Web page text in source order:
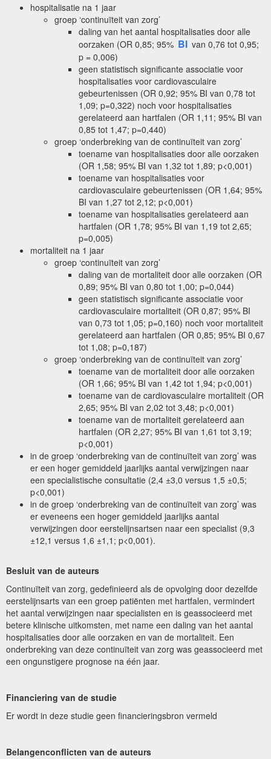
hospitalisatie na 1 jaar
groep ‘continuïteit van zorg’
daling van het aantal hospitalisaties door alle
oorzaken (OR 0,85; 95% BI van 0,76 tot 0,95;
p = 0,006)
geen statistisch significante associatie voor
hospitalisaties voor cardiovasculaire
gebeurtenissen (OR 0,92; 95% BI van 0,78 tot
1,09; p=0,322) noch voor hospitalisaties
gerelateerd aan hartfalen (OR 1,11; 95% BI van
0,85 tot 1,47; p=0,440)
groep ‘onderbreking van de continuïteit van zorg’
toename van hospitalisaties door alle oorzaken
(OR 1,58; 95% BI van 1,32 tot 1,89; p<0,001)
toename van hospitalisaties voor
cardiovasculaire gebeurtenissen (OR 1,64; 95%
BI van 1,27 tot 2,12; p<0,001)
toename van hospitalisaties gerelateerd aan
hartfalen (OR 1,78; 95% BI van 1,19 tot 2,65;
p=0,005)
mortaliteit na 1 jaar
groep ‘continuïteit van zorg’
daling van de mortaliteit door alle oorzaken (OR
0,89; 95% BI van 0,80 tot 1,00; p=0,044)
geen statistisch significante associatie voor
cardiovasculaire mortaliteit (OR 0,87; 95% BI
van 0,73 tot 1,05; p=0,160) noch voor mortaliteit
gerelateerd aan hartfalen (OR 0,85; 95% BI 0,67
tot 1,08; p=0,187)
groep ‘onderbreking van de continuïteit van zorg’
toename van de mortaliteit door alle oorzaken
(OR 1,66; 95% BI van 1,42 tot 1,94; p<0,001)
toename van de cardiovasculaire mortaliteit (OR
2,65; 95% BI van 2,02 tot 3,48; p<0,001)
toename van de mortaliteit gerelateerd aan
hartfalen (OR 2,27; 95% BI van 1,61 tot 3,19;
p<0,001)
in de groep ‘onderbreking van de continuïteit van zorg’ was
er een hoger gemiddeld jaarlijks aantal verwijzingen naar
een specialistische consultatie (2,4 ±3,0 versus 1,5 ±0,5;
p<0,001)
in de groep ‘onderbreking van de continuïteit van zorg’ was
er eveneens een hoger gemiddeld jaarlijks aantal
verwijzingen door eerstelijnsartsen naar een specialist (9,3
±12,1 versus 1,6 ±1,1; p<0,001).
Besluit van de auteurs
Continuïteit van zorg, gedefinieerd als de opvolging door dezelfde
eerstelijnsarts van een groep patiënten met hartfalen, vermindert
het aantal verwijzingen naar specialisten en is geassocieerd met
betere klinische uitkomsten, met name een daling van het aantal
hospitalisaties door alle oorzaken en van de mortaliteit. Een
onderbreking van deze continuïteit van zorg was geassocieerd met
een ongunstigere prognose na één jaar.
Financiering van de studie
Er wordt in deze studie geen financieringsbron vermeld
Belangenconflicten van de auteurs